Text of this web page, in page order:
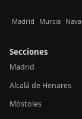
Madrid Murcia
Secciones
Madrid
Alcalá de Henares
Móstoles